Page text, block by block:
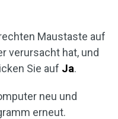
Maustaste auf
verursacht hat, und
Sie auf Ja.
neu und
erneut.